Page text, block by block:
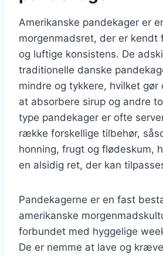
Amerikanske pandekager er
morgenmadsret, der er kendt
og luftige konsistens. De
traditionelle danske
mindre og tykkere, hvilket
at absorbere sirup og andre
type pandekager er ofte
række forskellige tilbehør,
honning, frugt og flødeskum,
en alsidig ret, der kan
Pandekagerne er en fast
amerikanske
forbundet med hyggelige
De er nemme at lave og